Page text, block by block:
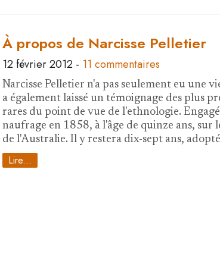
À propos de Narcisse Pelletier
12 février 2012 - 11 commentaires
Narcisse Pelletier n'a pas seulement eu une
a également laissé un témoignage des plus
rares du point de vue de l'ethnologie.
naufrage en 1858, à l'âge de quinze ans, sur
de l'Australie. Il y restera dix-sept ans,
Lire...